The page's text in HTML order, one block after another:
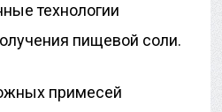
технологии
пищевой соли.
примесей